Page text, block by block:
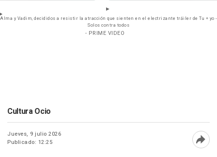
Alma y Vadim, decididos a resistir la atracción que sienten en el electrizante tráiler de Tu + yo -
Solos contra todos
- PRIME VIDEO
Cultura Ocio
Jueves, 9 julio 2026
Publicado: 12:25